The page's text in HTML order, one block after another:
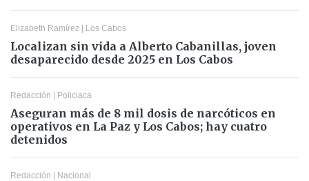
Elizabeth Ramírez | Los Cabos
Localizan sin vida a Alberto Cabanillas, joven
desaparecido desde 2025 en Los Cabos
Redacción | Policiaca
Aseguran más de 8 mil dosis de narcóticos en
operativos en La Paz y Los Cabos; hay cuatro
detenidos
Redacción | Nacional